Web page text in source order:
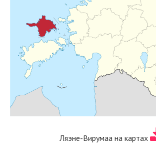
Ляэне-Вирумаа на картах